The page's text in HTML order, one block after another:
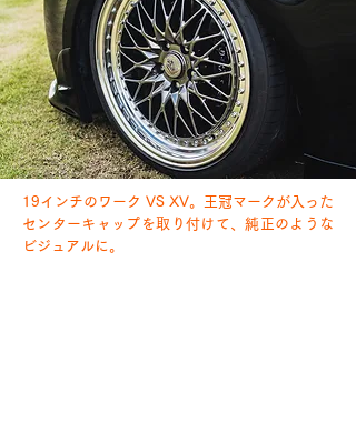
19インチのワーク VS XV。王冠マークが入った
センターキャップを取り付けて、純正のような
ビジュアルに。